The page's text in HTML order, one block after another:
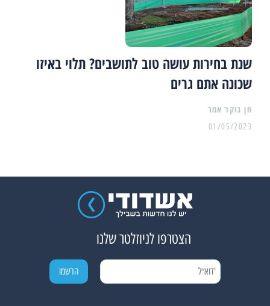
שנת בחירות עושה טוב לתושבים? תלוי באיזו
שכונה אתם גרים
01/05/2023
הצטרפו לניוזלטר שלנו